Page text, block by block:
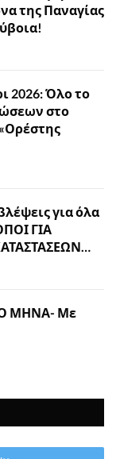
της Παναγίας
2026: Όλο το
στο
για όλα
ΓΙΑ
ΜΗΝΑ- Με